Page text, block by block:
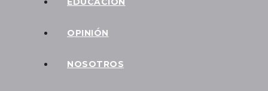
OPINIÓN
NOSOTROS